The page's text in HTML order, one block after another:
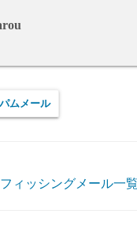
ムメール
ィッシングメール一覧